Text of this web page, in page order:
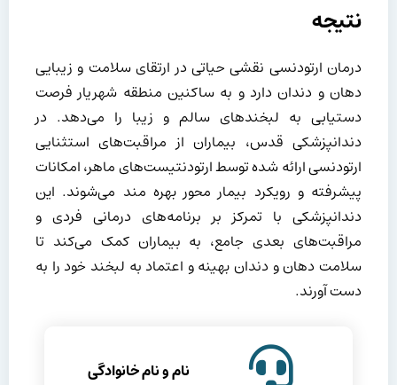
نتیجه
درمان ارتودنسی نقشی حیاتی در ارتقای سلامت و زیبایی
دهان و دندان دارد و به ساکنین منطقه شهریار فرصت
دستیابی به لبخندهای سالم و زیبا را می‌دهد. در
دندانپزشکی قدس، بیماران از مراقبت‌های استثنایی
ارتودنسی ارائه شده توسط ارتودنتیست‌های ماهر، امکانات
پیشرفته و رویکرد بیمار محور بهره مند می‌شوند. این
دندانپزشکی با تمرکز بر برنامه‌های درمانی فردی و
مراقبت‌های بعدی جامع، به بیماران کمک می‌کند تا
سلامت دهان و دندان بهینه و اعتماد به لبخند خود را به
دست آورند.
نام و نام خانوادگی